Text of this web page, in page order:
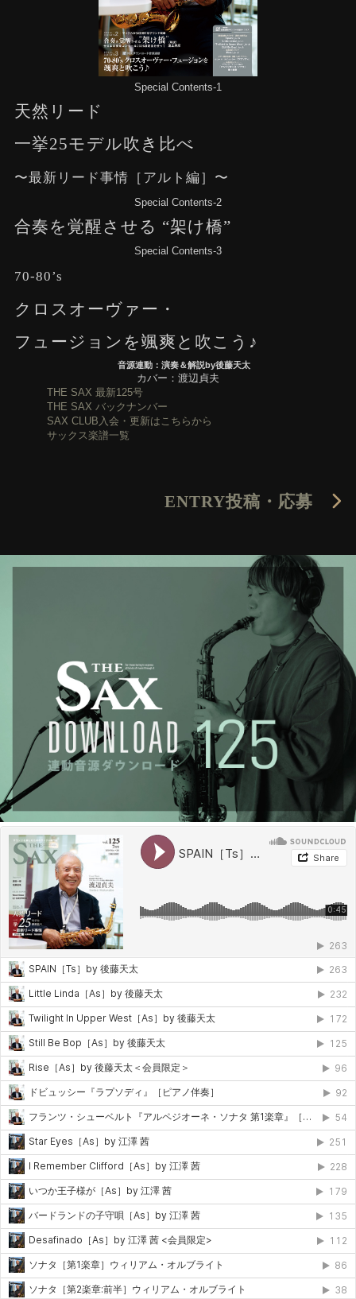
Special Contents-1
天然リード
一挙25モデル吹き比べ
〜最新リード事情［アルト編］〜
Special Contents-2
合奏を覚醒させる “架け橋”
Special Contents-3
70-80’s
クロスオーヴァー・
フュージョンを颯爽と吹こう♪
音源連動：演奏＆解説by後藤天太
カバー：渡辺貞夫
THE SAX 最新125号
THE SAX バックナンバー
SAX CLUB入会・更新はこちらから
サックス楽譜一覧
ENTRY投稿・応募